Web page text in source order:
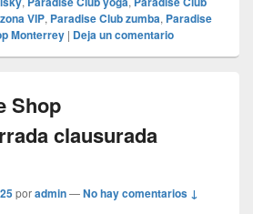
VIP, Paradise Club zumba, Paradise
Monterrey | Deja un comentario
Shop
clausurada
poradmin—No hay comentarios ↓